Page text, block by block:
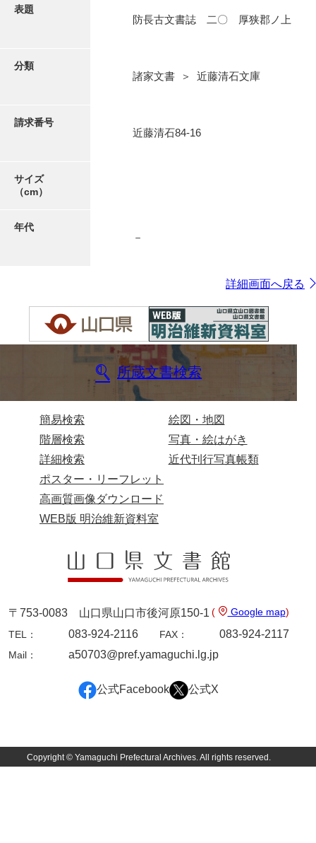
6ページ
表題
防長古文書誌 二〇 厚狭郡ノ上
分類
諸家文書 ＞ 近藤清石文庫
請求番号
近藤清石84-16
サイズ
（cm）
年代
－
詳細画面へ戻る
所蔵文書検索
簡易検索
階層検索
詳細検索
絵図・地図
写真・絵はがき
近代刊行写真帳類
ポスター・リーフレット
高画質画像ダウンロード
WEB版 明治維新資料室
〒753-0083 山口県山口市後河原150-1 ( Google map)
TEL：
083-924-2116 FAX： 083-924-2117
Mail： a50703@pref.yamaguchi.lg.jp
公式Facebook 公式X
Copyright © Yamaguchi Prefectural Archives. All rights reserved.